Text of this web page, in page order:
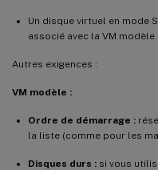
Un disque virtuel en mode
associé avec la VM modèle
Autres exigences :
VM modèle :
Ordre de démarrage :
la liste (comme pour les
Disques durs : si vous